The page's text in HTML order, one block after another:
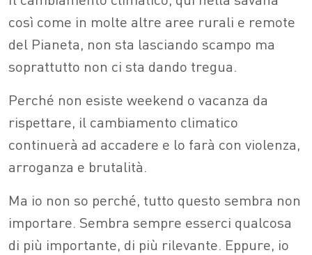
così come in molte altre aree rurali e remote
del Pianeta, non sta lasciando scampo ma
soprattutto non ci sta dando tregua.
Perché non esiste weekend o vacanza da
rispettare, il cambiamento climatico
continuerà ad accadere e lo farà con violenza,
arroganza e brutalità.
Ma io non so perché, tutto questo sembra non
importare. Sembra sempre esserci qualcosa
di più importante, di più rilevante. Eppure, io